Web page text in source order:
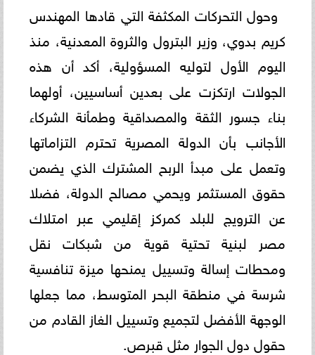
​وحول التحركات المكثفة التي قادها المهندس
كريم بدوي، وزير البترول والثروة المعدنية، منذ
اليوم الأول لتوليه المسؤولية، أكد أن هذه
الجولات ارتكزت على بعدين أساسيين، أولهما
بناء جسور الثقة والمصداقية وطمأنة الشركاء
الأجانب بأن الدولة المصرية تحترم التزاماتها
وتعمل على مبدأ الربح المشترك الذي يضمن
حقوق المستثمر ويحمي مصالح الدولة، فضلا
عن الترويج للبلد كمركز إقليمي عبر امتلاك
مصر لبنية تحتية قوية من شبكات نقل
ومحطات إسالة وتسييل يمنحها ميزة تنافسية
شرسة في منطقة البحر المتوسط، مما جعلها
الوجهة الأفضل لتجميع وتسييل الغاز القادم من
حقول دول الجوار مثل قبرص.